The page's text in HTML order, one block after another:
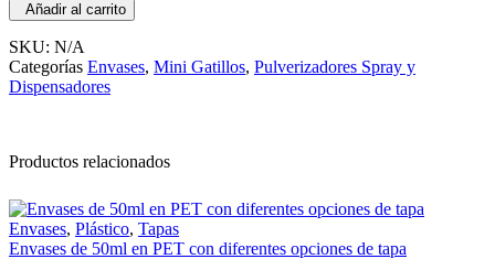
Añadir al carrito
SKU: N/A
Categorías Envases, Mini Gatillos, Pulverizadores Spray y
Dispensadores
Productos relacionados
Envases, Plástico, Tapas
Envases de 50ml en PET con diferentes opciones de tapa